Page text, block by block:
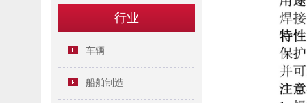
行业
车辆
船舶制造